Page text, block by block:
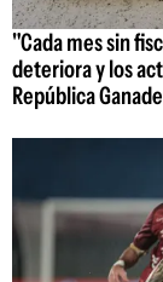
"Cada mes sin
deteriora y los
República